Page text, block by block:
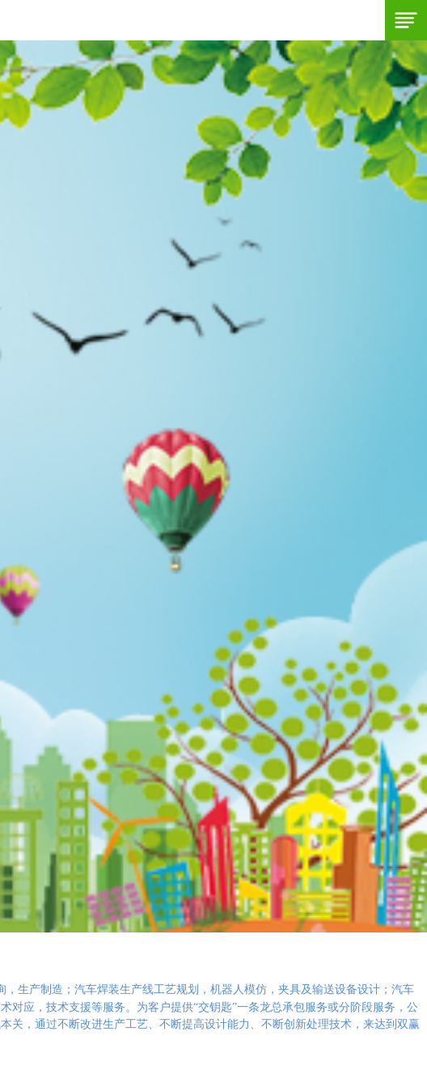
生产制造；汽车焊装生产线工艺规划，机器人模仿，夹具及输送设备设计；汽车
应，技术支援等服务。为客户提供“交钥匙”一条龙总承包服务或分阶段服务，公
关，通过不断改进生产工艺、不断提高设计能力、不断创新处理技术，来达到双赢